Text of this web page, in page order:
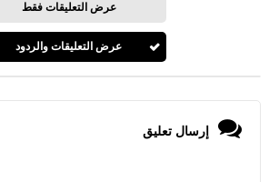
عرض التعليقات فقط
عرض التعليقات والردود
إرسال تعليق